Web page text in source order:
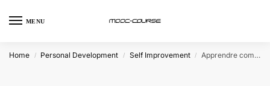
MENU
Home / Personal Development / Self Improvement / Apprendre comment apprendre (ACA) : Des outils mentaux puissants qui vous aideront à maîtriser des sujets difficiles (Coursera)